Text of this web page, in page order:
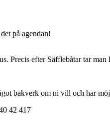
på agendan!
Precis efter Säfflebåtar tar
bakverk om ni vill och har
42 417